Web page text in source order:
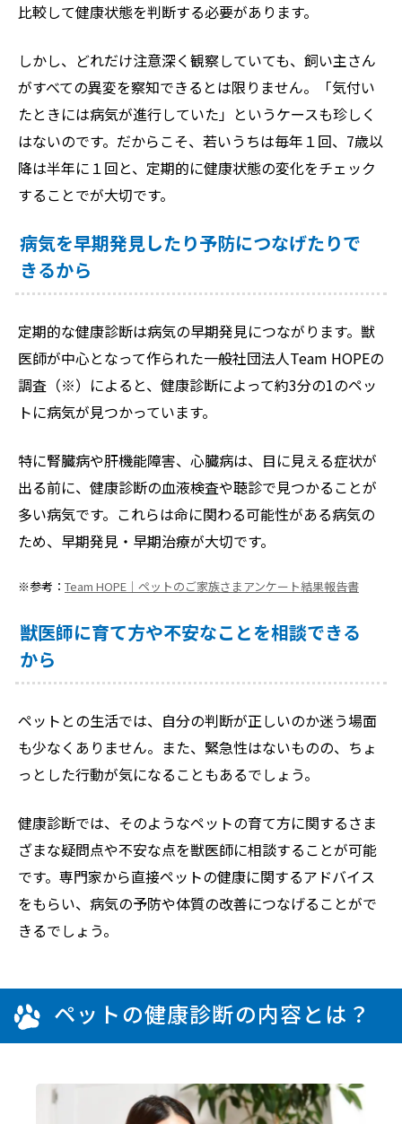
比較して健康状態を判断する必要があります。
しかし、どれだけ注意深く観察していても、飼い主さん
がすべての異変を察知できるとは限りません。「気付い
たときには病気が進行していた」というケースも珍しく
はないのです。だからこそ、若いうちは毎年１回、7歳以
降は半年に１回と、定期的に健康状態の変化をチェック
することでが大切です。
病気を早期発見したり予防につなげたりで
きるから
定期的な健康診断は病気の早期発見につながります。獣
医師が中心となって作られた一般社団法人Team HOPEの
調査（※）によると、健康診断によって約3分の1のペッ
トに病気が見つかっています。
特に腎臓病や肝機能障害、心臓病は、目に見える症状が
出る前に、健康診断の血液検査や聴診で見つかることが
多い病気です。これらは命に関わる可能性がある病気の
ため、早期発見・早期治療が大切です。
※参考： Team HOPE｜ペットのご家族さまアンケート結果報告書
獣医師に育て方や不安なことを相談できる
から
ペットとの生活では、自分の判断が正しいのか迷う場面
も少なくありません。また、緊急性はないものの、ちょ
っとした行動が気になることもあるでしょう。
健康診断では、そのようなペットの育て方に関するさま
ざまな疑問点や不安な点を獣医師に相談することが可能
です。専門家から直接ペットの健康に関するアドバイス
をもらい、病気の予防や体質の改善につなげることがで
きるでしょう。
ペットの健康診断の内容とは？